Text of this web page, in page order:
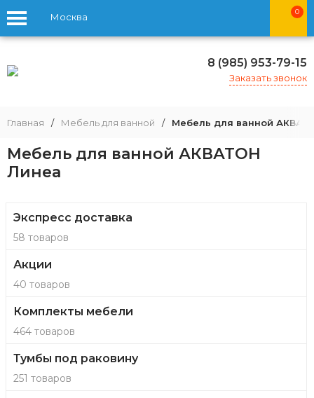
Москва 0
8 (985) 953-79-15
Заказать звонок
Главная / Мебель для ванной / Мебель для ванной
Мебель для ванной АКВАТОН
Линеа
Экспресс доставка
58 товаров
Акции
40 товаров
Комплекты мебели
464 товаров
Тумбы под раковину
251 товаров